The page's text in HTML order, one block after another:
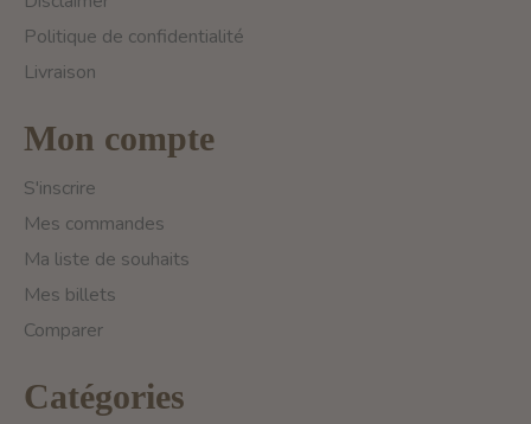
Politique de confidentialité
Livraison
Mon compte
S'inscrire
Mes commandes
Ma liste de souhaits
Mes billets
Comparer
Catégories